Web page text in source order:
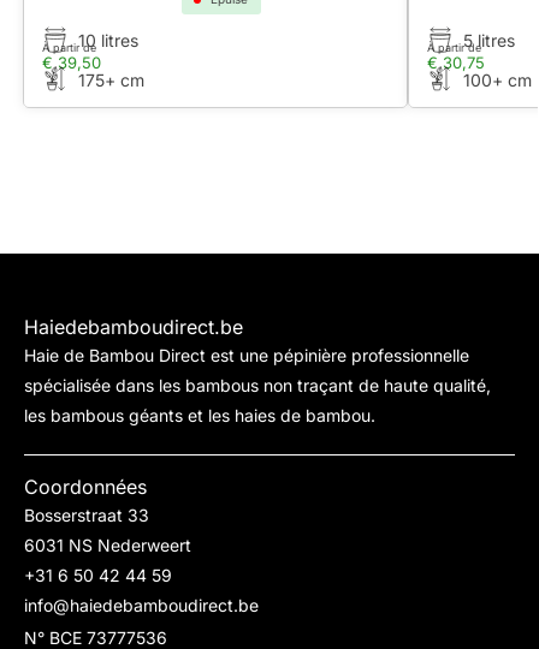
€39,50
À partir de10 litres
175+ cm
€30,75
À partir de5 litres
100+ cm
Haiedebamboudirect.be
Haie de Bambou Direct est une pépinière professionnelle
spécialisée dans les bambous non traçant de haute qualité,
les bambous géants et les haies de bambou.
Coordonnées
Bosserstraat 33
6031 NS Nederweert
+31 6 50 42 44 59
info@haiedebamboudirect.be
N° BCE 73777536